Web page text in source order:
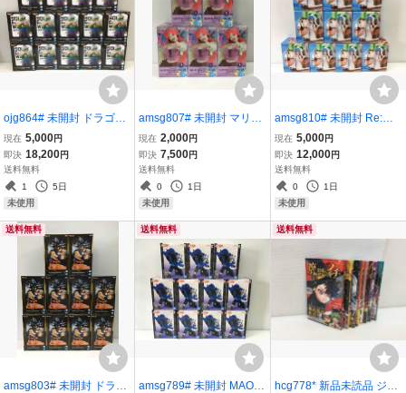
●かんたん決済のみの対応となります。
期限が切れた場合、落札者都合のキャンセルとさせて頂きます。ご了承く
ださい。
ojg864# 未開封 ドラゴン
ボール SOLID EDGE WO
RKS THE 出陣 ピッコロ 1
4点セット バンプレスト
現在 5,000円
即決 18,200円
送料無料
1
5日
未使用
amsg807# 未開封 マリッ
ジトキシン GLITTER&GL
AMOURS 嵐山キミ恵 5点
セット バンダイ
現在 2,000円
即決 7,500円
送料無料
0
1日
未使用
amsg810# 未開封 Re:ゼ
ロから始める異世界生活
Yumemirize レム 大熊猫 1
0点セット セガ パンダ
現在 5,000円
即決 12,000円
送料無料
0
1日
未使用
送料無料
amsg803# 未開封 ドラゴ
送料無料
amsg789# 未開封 MAO VI
送料無料
hcg778* 新品未読品 ジャ